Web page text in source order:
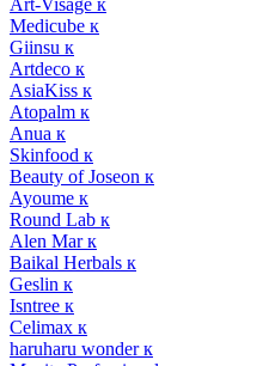
Art-Visage к
Medicube к
Giinsu к
Artdeco к
AsiaKiss к
Atopalm к
Anua к
Skinfood к
Beauty of Joseon к
Ayoume к
Round Lab к
Alen Mar к
Baikal Herbals к
Geslin к
Isntree к
Celimax к
haruharu wonder к